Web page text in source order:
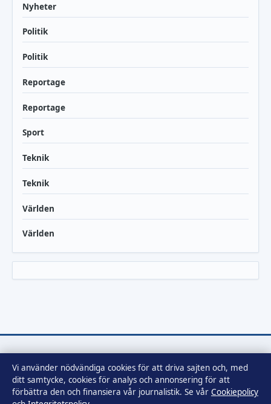
Nyheter
Politik
Politik
Reportage
Reportage
Sport
Teknik
Teknik
Världen
Världen
Tidsbild
Nyheter och samhällsbevakning för vår tid.
Vi använder nödvändiga cookies för att driva sajten och, med
ditt samtycke, cookies för analys och annonsering för att
förbättra den och finansiera vår journalistik. Se vår Cookiepolicy